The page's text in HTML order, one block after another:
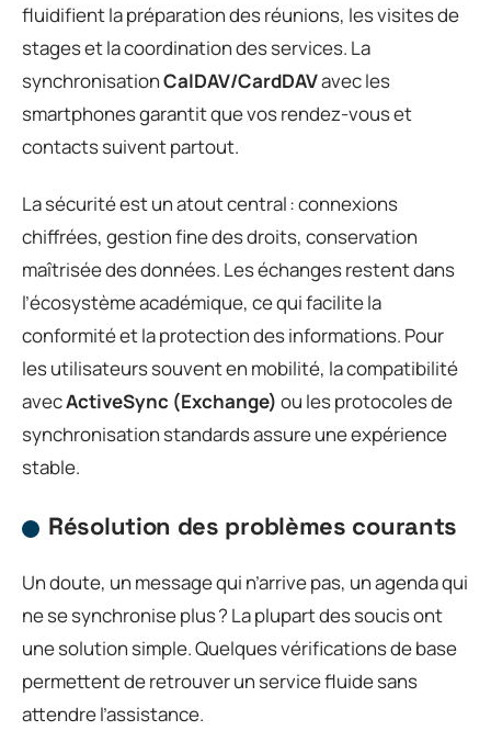
fluidifient la préparation des réunions, les visites de
stages et la coordination des services. La
synchronisationCalDAV/CardDAVavec les
smartphones garantit que vos rendez-vous et
contacts suivent partout.
La sécurité est un atout central : connexions
chiffrées, gestion fine des droits, conservation
maîtrisée des données. Les échanges restent dans
l’écosystème académique, ce qui facilite la
conformité et la protection des informations. Pour
les utilisateurs souvent en mobilité, la compatibilité
avecActiveSync (Exchange) ou les protocoles de
synchronisation standards assure une expérience
stable.
Résolution des problèmes courants
Un doute, un message qui n’arrive pas, un agenda qui
ne se synchronise plus ? La plupart des soucis ont
une solution simple. Quelques vérifications de base
permettent de retrouver un service fluide sans
attendre l’assistance.